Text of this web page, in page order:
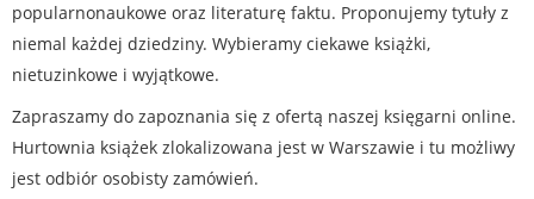
popularnonaukowe oraz literaturę faktu. Proponujemy tytuły z
niemal każdej dziedziny. Wybieramy ciekawe książki,
nietuzinkowe i wyjątkowe.
Zapraszamy do zapoznania się z ofertą naszej księgarni online.
Hurtownia książek zlokalizowana jest w Warszawie i tu możliwy
jest odbiór osobisty zamówień.